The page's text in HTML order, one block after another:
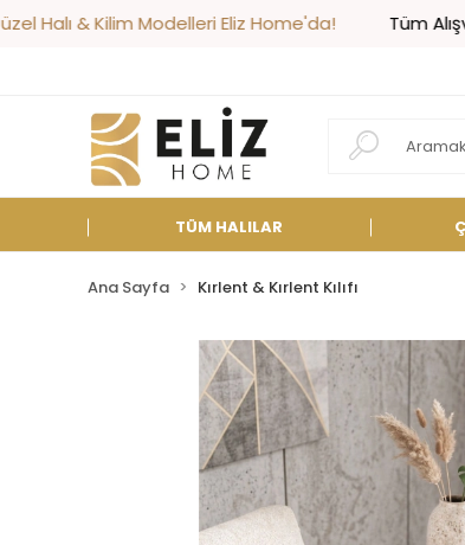
Kilim Modelleri Eliz Home'da! Tüm
TÜM HALILAR
Ana Sayfa Kırlent & Kırlent Kılıfı